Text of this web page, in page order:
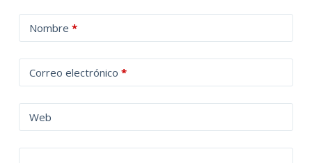
Nombre *
Correo electrónico *
Web
l
t
a
t